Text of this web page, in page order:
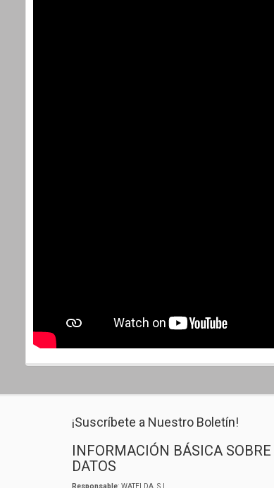
¡Suscríbete a Nuestro Boletín!
INFORMACIÓN BÁSICA
DATOS
Responsable: WATELDA, S.L.